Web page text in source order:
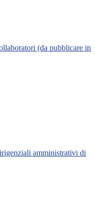
(da pubblicare in
amministrativi di